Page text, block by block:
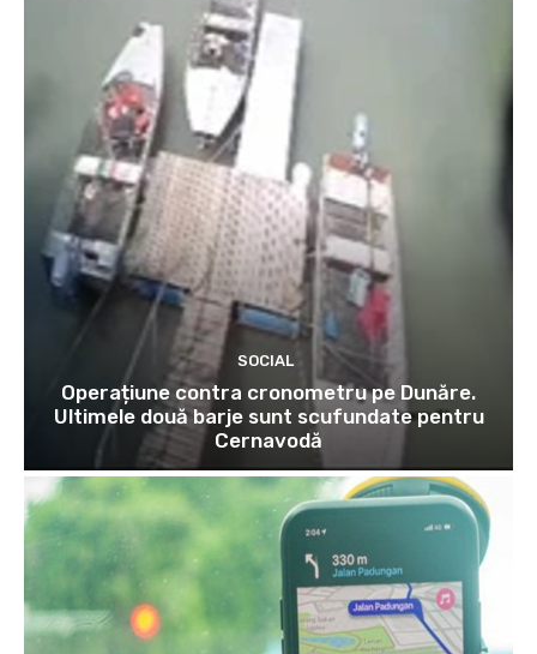
SOCIAL
Operațiune contra cronometru pe Dunăre.
Ultimele două barje sunt scufundate pentru
Cernavodă